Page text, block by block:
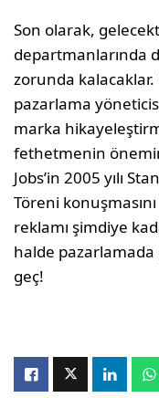
Son olarak,
departmanlarında
zorunda kalacaklar.
pazarlama
marka
fethetmenin
Jobs’in 2005 yılı
Töreni
reklamı şimdiye
halde
geç!